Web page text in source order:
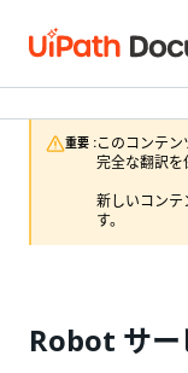
重要 :このコンテン
完全な翻訳を
新しいコン
す。
Robot サー